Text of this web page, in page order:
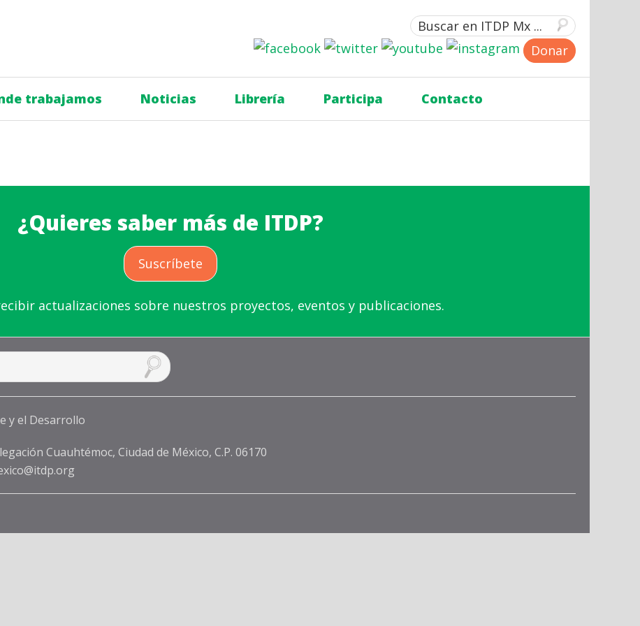
Donar
trabajamos Noticias Librería Participa Contacto
¿Quieres saber más de ITDP?
Suscríbete
actualizaciones sobre nuestros proyectos, eventos y publicaciones.
Cuauhtémoc, Ciudad de México, C.P. 06170